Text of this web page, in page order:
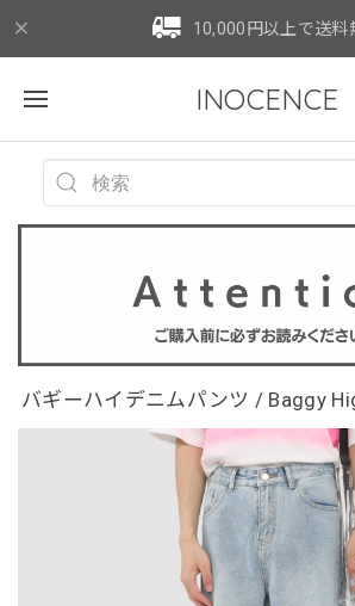
10,000円以上で送料
INOCENCE
バギーハイデニムパンツ / Baggy